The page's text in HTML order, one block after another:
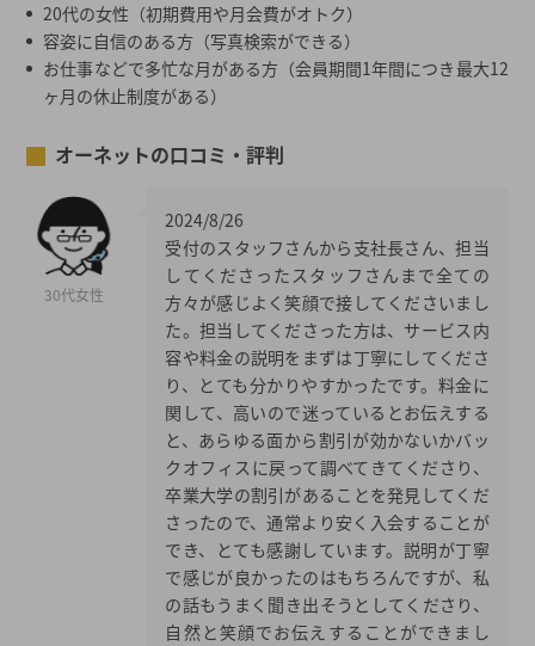
20代の女性（初期費用や月会費がオトク）
容姿に自信のある方（写真検索ができる）
お仕事などで多忙な月がある方（会員期間1年間につき最大12
ヶ月の休止制度がある）
オーネットの口コミ・評判
30代女性
2024/8/26
受付のスタッフさんから支社長さん、担当
してくださったスタッフさんまで全ての
方々が感じよく笑顔で接してくださいまし
た。担当してくださった方は、サービス内
容や料金の説明をまずは丁寧にしてくださ
り、とても分かりやすかったです。料金に
関して、高いので迷っているとお伝えする
と、あらゆる面から割引が効かないかバッ
クオフィスに戻って調べてきてくださり、
卒業大学の割引があることを発見してくだ
さったので、通常より安く入会することが
でき、とても感謝しています。説明が丁寧
で感じが良かったのはもちろんですが、私
の話もうまく聞き出そうとしてくださり、
自然と笑顔でお伝えすることができまし